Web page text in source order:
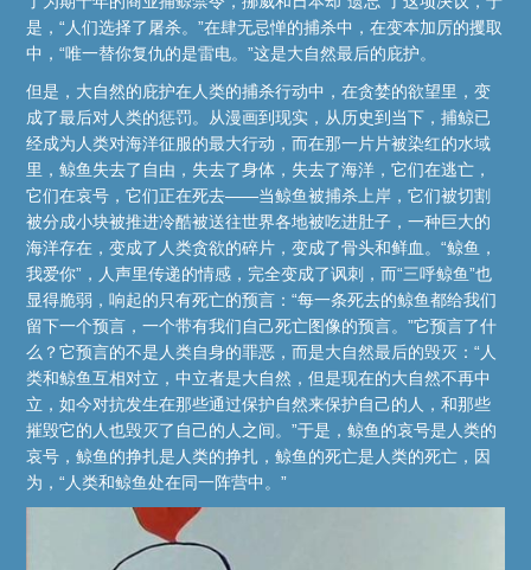
是，“人们选择了屠杀。”在肆无忌惮的捕杀中，在变本加厉的攫取
中，“唯一替你复仇的是雷电。”这是大自然最后的庇护。
但是，大自然的庇护在人类的捕杀行动中，在贪婪的欲望里，变
成了最后对人类的惩罚。从漫画到现实，从历史到当下，捕鲸已
经成为人类对海洋征服的最大行动，而在那一片片被染红的水域
里，鲸鱼失去了自由，失去了身体，失去了海洋，它们在逃亡，
它们在哀号，它们正在死去——当鲸鱼被捕杀上岸，它们被切割
被分成小块被推进冷酷被送往世界各地被吃进肚子，一种巨大的
海洋存在，变成了人类贪欲的碎片，变成了骨头和鲜血。“鲸鱼，
我爱你”，人声里传递的情感，完全变成了讽刺，而“三呼鲸鱼”也
显得脆弱，响起的只有死亡的预言：“每一条死去的鲸鱼都给我们
留下一个预言，一个带有我们自己死亡图像的预言。”它预言了什
么？它预言的不是人类自身的罪恶，而是大自然最后的毁灭：“人
类和鲸鱼互相对立，中立者是大自然，但是现在的大自然不再中
立，如今对抗发生在那些通过保护自然来保护自己的人，和那些
摧毁它的人也毁灭了自己的人之间。”于是，鲸鱼的哀号是人类的
哀号，鲸鱼的挣扎是人类的挣扎，鲸鱼的死亡是人类的死亡，因
为，“人类和鲸鱼处在同一阵营中。”